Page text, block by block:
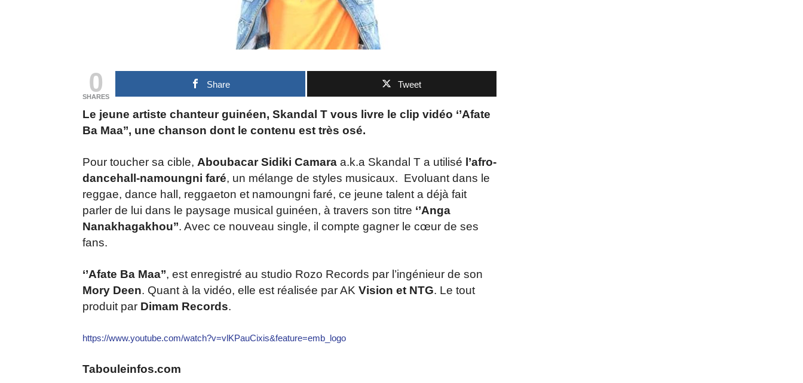
0
SHARES
Share Tweet
Le jeune artiste chanteur guinéen, Skandal T vous livre le clip vidéo ‘’Afate
Ba Maa’’, une chanson dont le contenu est très osé.
Pour toucher sa cible, Aboubacar Sidiki Camara a.k.a Skandal T a utilisé l’afro-
dancehall-namoungni faré, un mélange de styles musicaux. Evoluant dans le
reggae, dance hall, reggaeton et namoungni faré, ce jeune talent a déjà fait
parler de lui dans le paysage musical guinéen, à travers son titre ‘’Anga
Nanakhagakhou’’. Avec ce nouveau single, il compte gagner le cœur de ses
fans.
‘’Afate Ba Maa’’, est enregistré au studio Rozo Records par l’ingénieur de son
Mory Deen. Quant à la vidéo, elle est réalisée par AK Vision et NTG. Le tout
produit par Dimam Records.
https://www.youtube.com/watch?v=vlKPauCixis&feature=emb_logo
Tabouleinfos.com